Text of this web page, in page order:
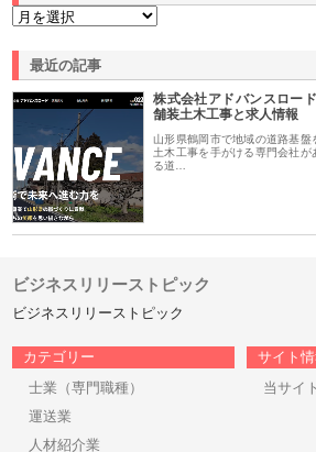
最近の記事
株式会社アドバンスロー
舗装土木工事と求人情報
山形県鶴岡市で地域の道路基
土木工事を手がける専門会社が
る道…
ビジネスリリーストピック
ビジネスリリーストピック
カテゴリー
士業（専門職種）
運送業
人材紹介業
サイト
当サイ